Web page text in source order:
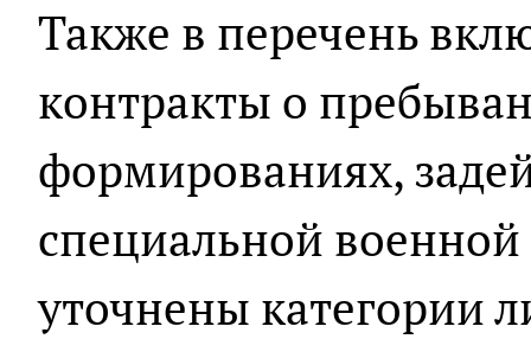
Также в перечень
контракты о
формированиях,
специальной
уточнены категории